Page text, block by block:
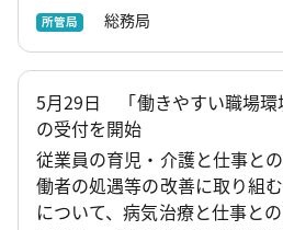
所管局 総務局
5月29日 「働きやすい職場環
の受付を開始
従業員の育児・介護と仕事と
働者の処遇等の改善に取り組
について、病気治療と仕事と